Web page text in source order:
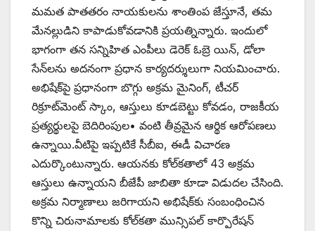
మమత పాతతరం నాయకులను శాంతింప జేస్తూనే, తమ
మేనల్లుడిని కాపాడుకోవడానికి ప్రయత్నిన్నారు. ఇందులో
భాగంగా తన సన్నిహిత ఎంపీలు డెరెక్‌ ఓబ్రె యిన్‌, ‌డోలా
సేన్‌లను అదనంగా ప్రధాన కార్యదర్శులుగా నియమించారు.
అభిషేక్‌పై ప్రధానంగా బొగ్గు అక్రమ మైనింగ్‌, ‌టీచర్‌
‌రిక్రూట్‌మెంట్‌ ‌స్కాం, ఆస్తులు కూడబెట్టు కోవడం, రాజకీయ
ప్రత్యర్థులపై బెదిరింపుల• వంటి తీవ్రమైన ఆర్థిక ఆరోపణలు
ఉన్నాయి.వీటిపై ఇప్పటికే సీబీఐ, ఈడీ విచారణ
ఎదుర్కొంటున్నారు. ఆయనకు కోల్‌కతాలో 43 అక్రమ
ఆస్తులు ఉన్నాయని బీజేపీ జాబితా కూడా విడుదల చేసింది.
అక్రమ నిర్మాణాలు జరిగాయని అభిషేక్‌కు సంబంధించిన
కొన్ని చిరునామాలకు కోల్‌కతా మున్సిపల్‌ ‌కార్పొరేషన్‌